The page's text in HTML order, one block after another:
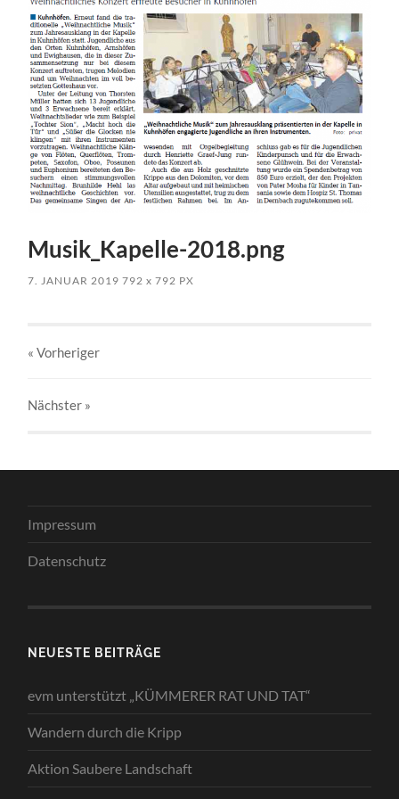
Musik_Kapelle-2018.png
7. JANUAR 2019 792x 792 PX
« Vorheriger
Nächster »
Impressum
Datenschutz
NEUESTE BEITRÄGE
evm unterstützt „KÜMMERER RAT UND TAT“
Wandern durch die Kripp
Aktion Saubere Landschaft